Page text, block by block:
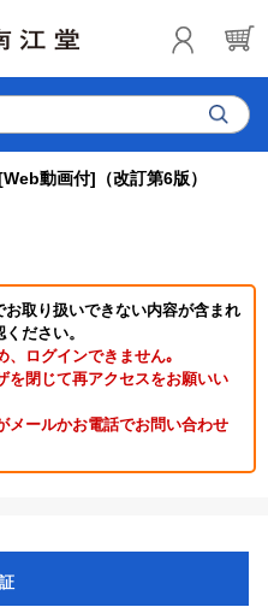
動画付]（改訂第6版）
取り扱いできない内容が含まれ
ださい。
、ログインできません｡
を閉じて再アクセスをお願いい
メールかお電話でお問い合わせ